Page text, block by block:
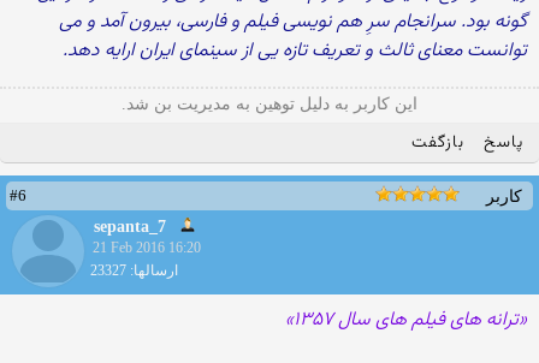
گونه بود. سرانجام سرِ هم نویسی فیلم و فارسی، بیرون آمد و می
توانست معنای ثالث و تعریف تازه یی از سینمای ایران ارایه دهد.
این کاربر به دلیل توهین به مدیریت بن شد.
پاسخ بازگفت
کاربر
#6
sepanta_7
21 Feb 2016 16:20
ارسالها: 23327
«ترانه های فیلم های سال ۱۳۵۷»